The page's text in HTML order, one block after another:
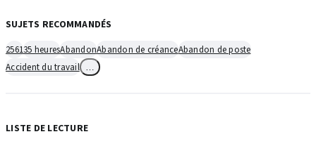
SUJETS RECOMMANDÉS
256135 heuresAbandonAbandon de créanceAbandon de poste
Accident du travail
LISTE DE LECTURE